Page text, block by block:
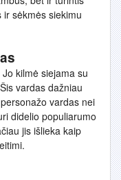
sėkmės siekimu
kilmė siejama su
vardas dažniau
vardas nei
didelio populiarumo
jis išlieka kaip